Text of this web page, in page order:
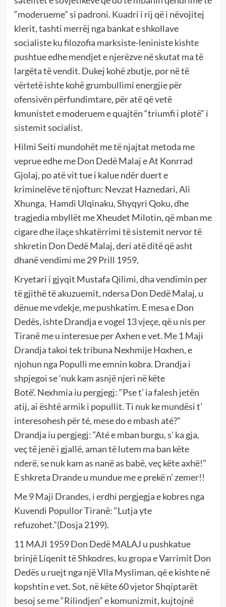
“moderueme” si padroni. Kuadri i rij që i nëvojitej
klerit, tashti merrëj nga bankat e shkollave
socialiste ku filozofia marksiste-leniniste kishte
pushtue edhe mendjet e njerëzve në skutat ma të
largëta të vendit. Dukej kohë zbutje, por në të
vërtetë ishte kohë grumbullimi energjie për
ofensivën përfundimtare, për atë që vetë
kmunistet e moderuem e quajtën “triumfi i plotë” i
sistemit socialist.
Hilmi Seiti mundohët me të njajtat metoda me
veprue edhe me Don Dedë Malaj e At Konrrad
Gjolaj, po atë vit tue i kalue ndër duert e
kriminelëve të njoftun: Nevzat Haznedari, Ali
Xhunga, Hamdi Ulqinaku, Shyqyri Qoku, dhe
tragjedia mbyllët me Xheudet Milotin, që mban me
cigare dhe ilaçe shkatërrimi të sistemit nervor të
shkretin Don Dedë Malaj, deri atë ditë që asht
dhanë vendimi me 29 Prill 1959,
Kryetari i gjyqit Mustafa Qilimi, dha vendimin per
të gjithë të akuzuemit, ndersa Don Dedë Malaj, u
dënue me vdekje, me pushkatim. E mesa e Don
Dedës, ishte Drandja e vogel 13 vjeçe, që u nis per
Tiranë me u interesue per Axhen e vet. Me 1 Maji
Drandja takoi tek tribuna Nexhmije Hoxhen, e
njohun nga Populli me emnin kobra. Drandja i
shpjegoi se ‘nuk kam asnjë njeri në këte
Botë’. Nexhmia iu pergjegj: “Pse t’ ia falesh jetën
atij, ai është armik i popullit. Ti nuk ke mundësi t’
interesohesh për té, mese do e mbash até?”
Drandja iu pergjegj: “Até e mban burgu, s’ ka gja,
veç të jenë i gjallë, aman të lutem ma ban këte
nderë, se nuk kam as nanë as babë, veç këte axhë!”
E shkreta Drande u mundue me e prekë n’ zemer!!
Me 9 Maji Drandes, i erdhi pergjegja e kobres nga
Kuvendi Popullor Tiranë: “Lutja yte
refuzohet.”(Dosja 2199).
11 MAJI 1959 Don Dedë MALAJ u pushkatue
brinjë Liqenit të Shkodres, ku gropa e Varrimit Don
Dedës u ruejt nga një Vlla Mysliman, që e kishte në
kopshtin e vet. Sot, në këte 60 vjetor Shqiptarët
besoj se me “Rilindjen” e komunizmit, kujtojnë